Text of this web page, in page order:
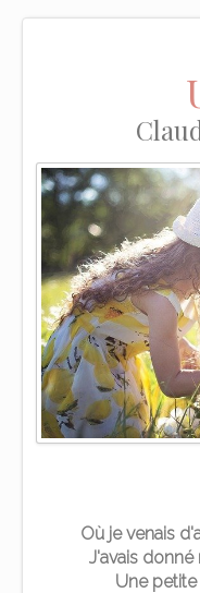
Où je venais
J'avais
Une